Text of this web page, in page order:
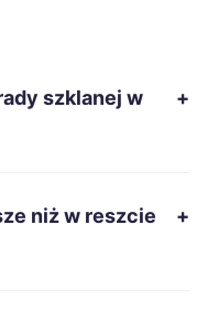
424 zł
szklanej w
+
niż w reszcie
+